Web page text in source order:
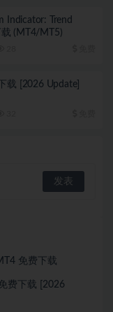
Indicator: Trend
载 (MT4/MT5)
载 [2026 Update]
免费下载
费下载 [2026